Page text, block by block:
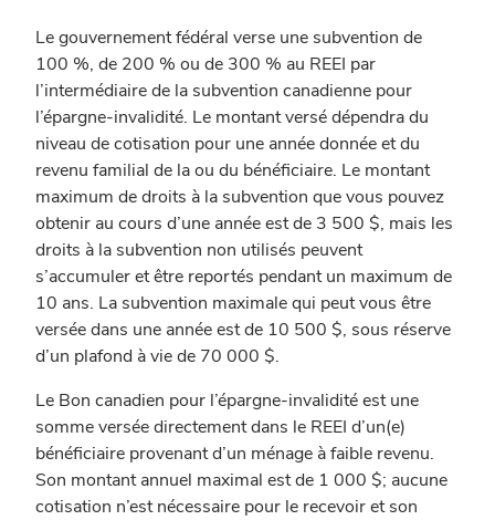
Le gouvernement fédéral verse une subvention de
100 %, de 200 % ou de 300 % au REEI par
l’intermédiaire de la subvention canadienne pour
l’épargne-invalidité. Le montant versé dépendra du
niveau de cotisation pour une année donnée et du
revenu familial de la ou du bénéficiaire. Le montant
maximum de droits à la subvention que vous pouvez
obtenir au cours d’une année est de 3 500 $, mais les
droits à la subvention non utilisés peuvent
s’accumuler et être reportés pendant un maximum de
10 ans. La subvention maximale qui peut vous être
versée dans une année est de 10 500 $, sous réserve
d’un plafond à vie de 70 000 $.
Le Bon canadien pour l’épargne-invalidité est une
somme versée directement dans le REEI d’un(e)
bénéficiaire provenant d’un ménage à faible revenu.
Son montant annuel maximal est de 1 000 $; aucune
cotisation n’est nécessaire pour le recevoir et son